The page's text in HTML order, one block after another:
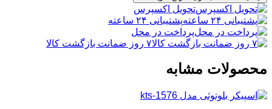
تحویل اکسپرس
پشتیبانی ۲۴ ساعته
پرداخت در محل
۷ روز ضمانت بازگشت کالا
محصولات مشابه